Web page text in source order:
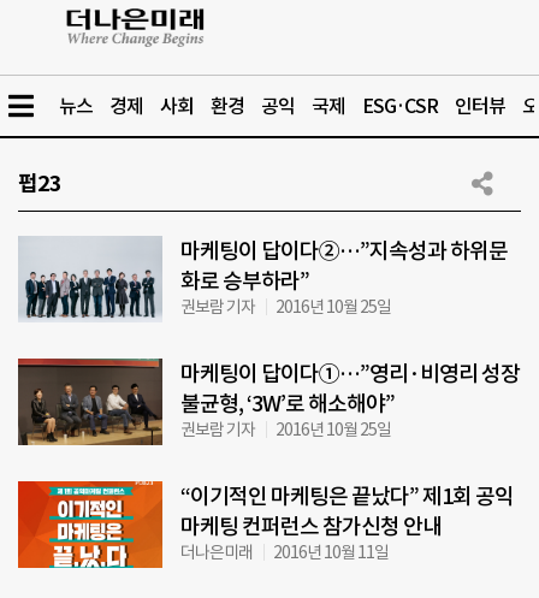
뉴스 경제 사회 환경 공익 국제 ESG·CSR 인터뷰
펍23
마케팅이 답이다②…”지속성과 하위문
화로 승부하라”
권보람 기자 2016년 10월 25일
마케팅이 답이다①…”영리·비영리 성장
불균형, ‘3W’로 해소해야”
권보람 기자 2016년 10월 25일
“이기적인 마케팅은 끝났다” 제1회 공익
마케팅 컨퍼런스 참가신청 안내
더나은미래 2016년 10월 11일